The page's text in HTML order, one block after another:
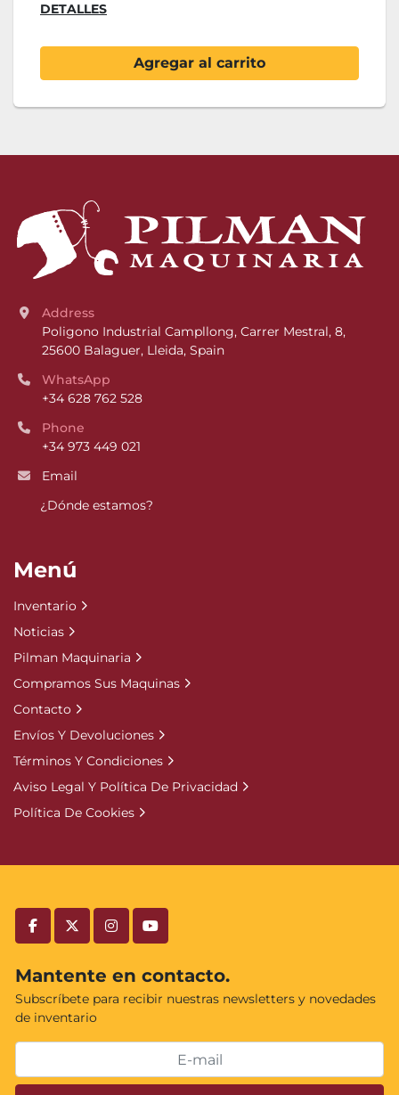
DETALLES
Agregar al carrito
facebooktwitterinstagramyoutube
Mantente en contacto.
Subscríbete para recibir nuestras newsletters y novedades
de inventario
Address
Poligono Industrial Campllong, Carrer Mestral, 8,
25600 Balaguer, Lleida, Spain
WhatsApp
+34 628 762 528
Phone
+34 973 449 021
Email
¿Dónde estamos?
Menú
Inventario
Noticias
Pilman Maquinaria
Compramos Sus Maquinas
Contacto
Envíos Y Devoluciones
Términos Y Condiciones
Aviso Legal Y Política De Privacidad
Política De Cookies